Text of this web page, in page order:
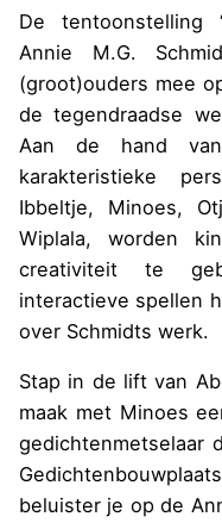
De tentoonstelling
Annie M.G.
(groot)ouders mee
de tegendraadse
Aan de hand
karakteristieke
Ibbeltje, Minoes,
Wiplala, worden
creativiteit te
interactieve spellen
over Schmidts werk.
Stap in de lift van
maak met Minoes
gedichtenmetselaar
beluister je op de